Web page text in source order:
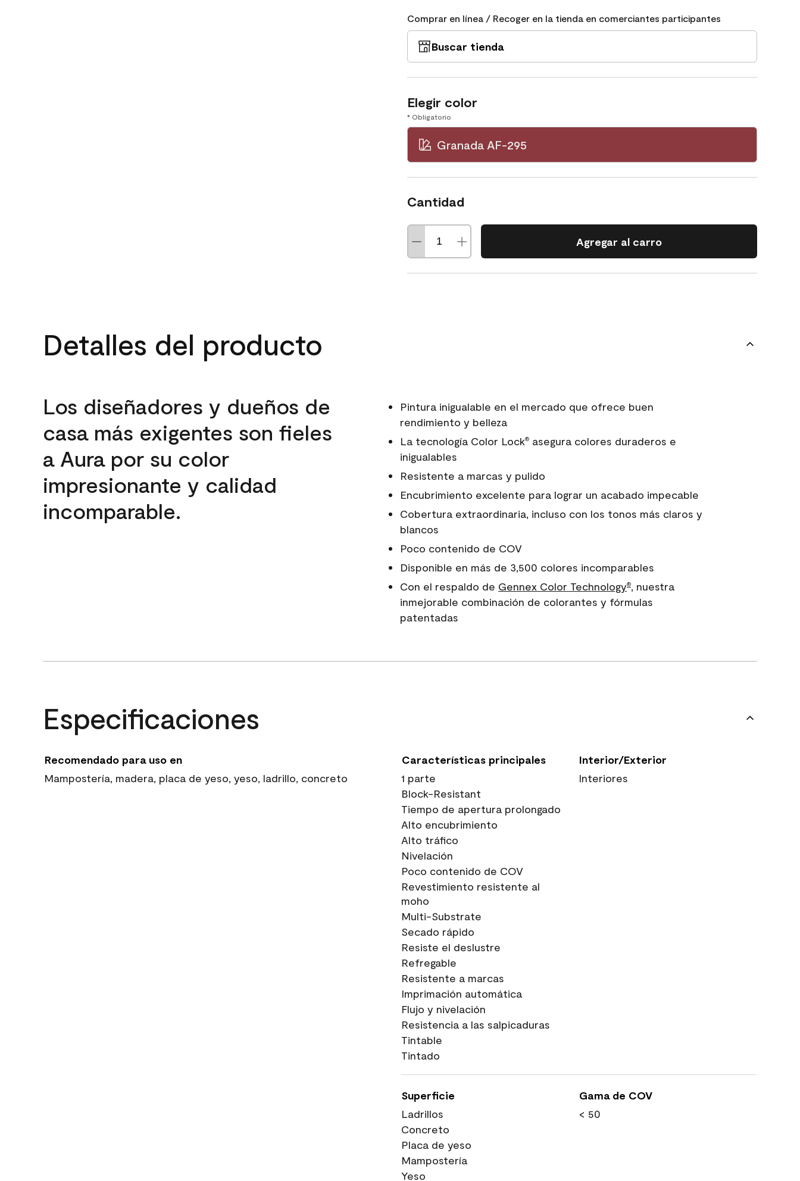
Comprar en línea / Recoger en la tienda en comerciantes participantes
Buscar tienda
Elegir color
* Obligatorio
Granada AF-295
Cantidad
Agregar al carro
Detalles del producto
Los diseñadores y dueños de
casa más exigentes son fieles
a Aura por su color
impresionante y calidad
incomparable.
Pintura inigualable en el mercado que ofrece buen
rendimiento y belleza
La tecnología Color Lock®asegura colores duraderos e
inigualables
Resistente a marcas y pulido
Encubrimiento excelente para lograr un acabado impecable
Cobertura extraordinaria, incluso con los tonos más claros y
blancos
Poco contenido de COV
Disponible en más de 3,500 colores incomparables
Con el respaldo de Gennex Color Technology®, nuestra
inmejorable combinación de colorantes y fórmulas
patentadas
Especificaciones
Recomendado para uso en
Mampostería, madera, placa de yeso, yeso, ladrillo, concreto
Características principales
1 parte
Block-Resistant
Tiempo de apertura prolongado
Alto encubrimiento
Alto tráfico
Nivelación
Poco contenido de COV
Revestimiento resistente al
moho
Multi-Substrate
Secado rápido
Resiste el deslustre
Refregable
Resistente a marcas
Imprimación automática
Flujo y nivelación
Resistencia a las salpicaduras
Tintable
Tintado
Interior/Exterior
Interiores
Superficie
Ladrillos
Concreto
Placa de yeso
Mampostería
Yeso
Gama de COV
< 50